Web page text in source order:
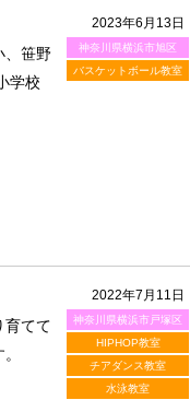
2023年6月13日
神奈川県横浜市旭区
バスケットボール教室
、笹野
学校
2022年7月11日
神奈川県横浜市戸塚区
HIPHOP教室
チアダンス教室
水泳教室
育てて